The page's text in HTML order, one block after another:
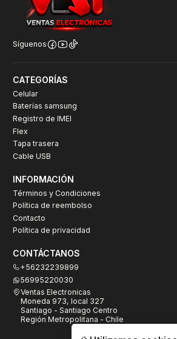
Síguenos
CATEGORÍAS
Celular
Baterías samsung
Registro de IMEI
Flex
Tapa trasera
Cable USB
INFORMACIÓN
Términos y Condiciones
Política de reembolso
Contacto
Política de privacidad
CONTÁCTANOS
+56232239899
56995220030
Ventas Electronicas
Moneda 973, local 327
Santiago - Santiago Centro
Región Metropolitana - Chile